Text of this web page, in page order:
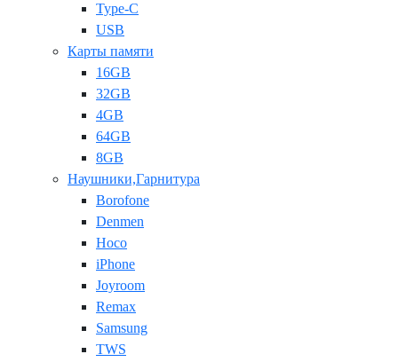
Type-C
USB
Карты памяти
16GB
32GB
4GB
64GB
8GB
Наушники,Гарнитура
Borofone
Denmen
Hoco
iPhone
Joyroom
Remax
Samsung
TWS